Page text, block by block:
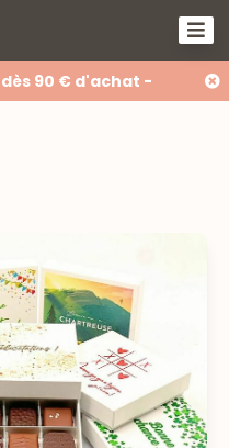
90 € d'achat -